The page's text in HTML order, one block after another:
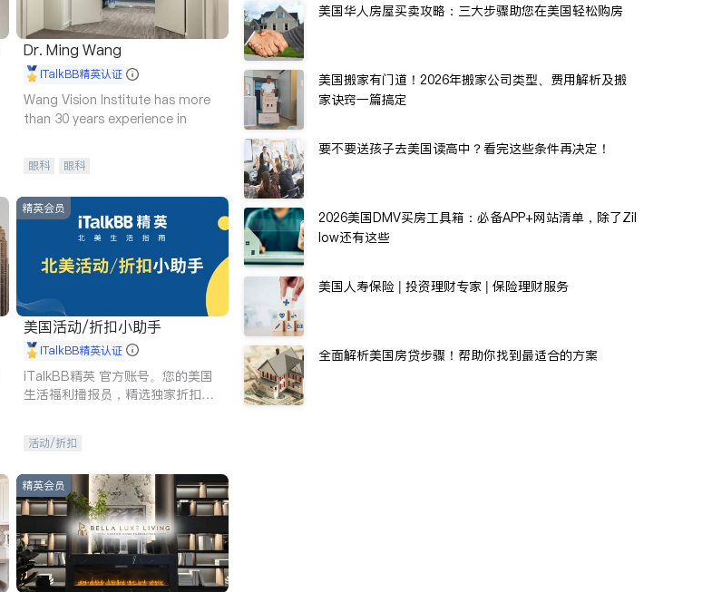
Dr. Ming Wang
iTalkBB精英认证
Wang Vision Institute has more
than 30 years experience in
眼科 眼科
精英会员
美国活动/折扣小助手
iTalkBB精英认证
iTalkBB精英 官方账号。您的美国
生活福利播报员，精选独家折扣、
活动/折扣
精英会员
美国华人房屋买卖攻略：三大步骤助您在美国轻松购房
美国搬家有门道！2026年搬家公司类型、费用解析及搬
家诀窍一篇搞定
要不要送孩子去美国读高中？看完这些条件再决定！
2026美国DMV买房工具箱：必备APP+网站清单，除了Zil
low还有这些
美国人寿保险 | 投资理财专家 | 保险理财服务
全面解析美国房贷步骤！帮助你找到最适合的方案